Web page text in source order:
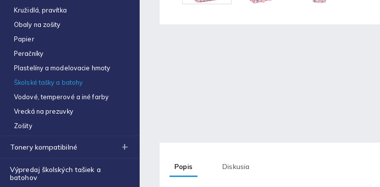
Kružidlá, pravítka
Obaly na zošity
Papier
Peračníky
Plastelíny a modelovacie hmoty
Školské tašky a batohy
Vodové, temperové a iné farby
Vrecká na prezuvky
Zošity
Tonery kompatibilné
Výpredaj školských tašiek a
batohov
Strúhadlo dvojité so
€0,86
Zošit 564
€0,70
€0,16
Popis Diskusia